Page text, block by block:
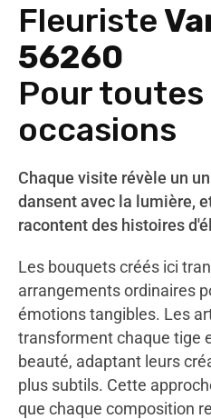
Fleuriste
56260
Pour toutes
occasions
Chaque visite révèle un
dansent avec la lumière,
racontent des histoires
Les bouquets créés ici
arrangements ordinaires
émotions tangibles. Les
transforment chaque tige
beauté, adaptant leurs
plus subtils. Cette
que chaque composition